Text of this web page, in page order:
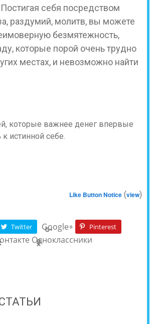
себя посредством
раздумий, молитв, вы можете
безмятежность,
которые порой очень трудно
местах, и невозможно найти
которые важнее денег впервые
истинной себе.
Like Button Notice (view)
Twitter Google+ Pinterest
Одноклассники